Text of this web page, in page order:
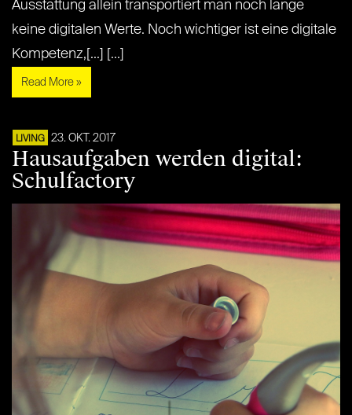
Ausstattung allein transportiert man noch lange
keine digitalen Werte. Noch wichtiger ist eine digitale
Kompetenz,[...] [...]
Read More »
LIVING 23. OKT. 2017
Hausaufgaben werden digital:
Schulfactory